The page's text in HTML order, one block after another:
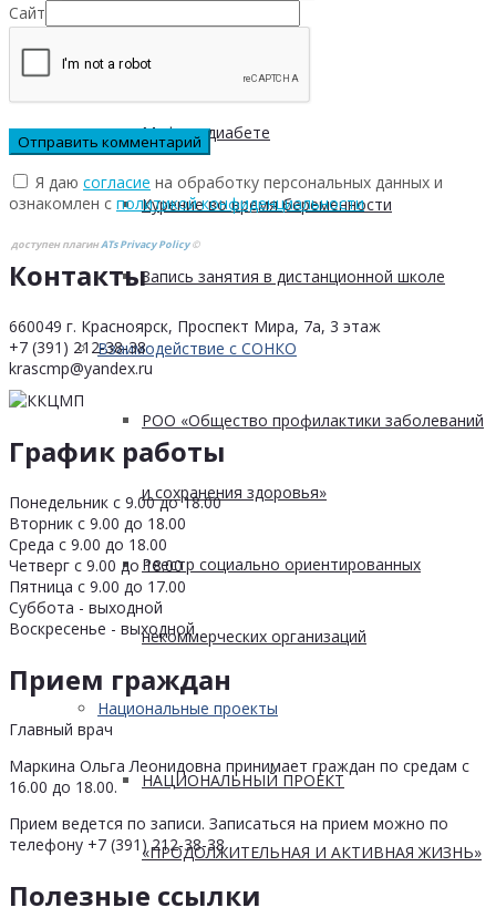
Вред курения
Мифы о диабете
Курение во время беременности
Запись занятия в дистанционной школе
Взаимодействие с СОНКО
РОО «Общество профилактики заболеваний
и сохранения здоровья»
Реестр социально ориентированных
некоммерческих организаций
Национальные проекты
НАЦИОНАЛЬНЫЙ ПРОЕКТ
«ПРОДОЛЖИТЕЛЬНАЯ И АКТИВНАЯ ЖИЗНЬ»
Сайт
Я даю согласие на обработку персональных данных и
ознакомлен с политикой конфиденциальности
доступен плагинATs Privacy Policy©
Контакты
660049 г. Красноярск, Проспект Мира, 7а, 3 этаж
+7 (391) 212-38-38
krascmp@yandex.ru
График работы
Понедельник с 9.00 до 18.00
Вторник с 9.00 до 18.00
Среда с 9.00 до 18.00
Четверг с 9.00 до 18.00
Пятница с 9.00 до 17.00
Суббота - выходной
Воскресенье - выходной
Прием граждан
Главный врач
Маркина Ольга Леонидовна принимает граждан по средам с
16.00 до 18.00.
Прием ведется по записи. Записаться на прием можно по
телефону +7 (391) 212-38-38
Полезные ссылки